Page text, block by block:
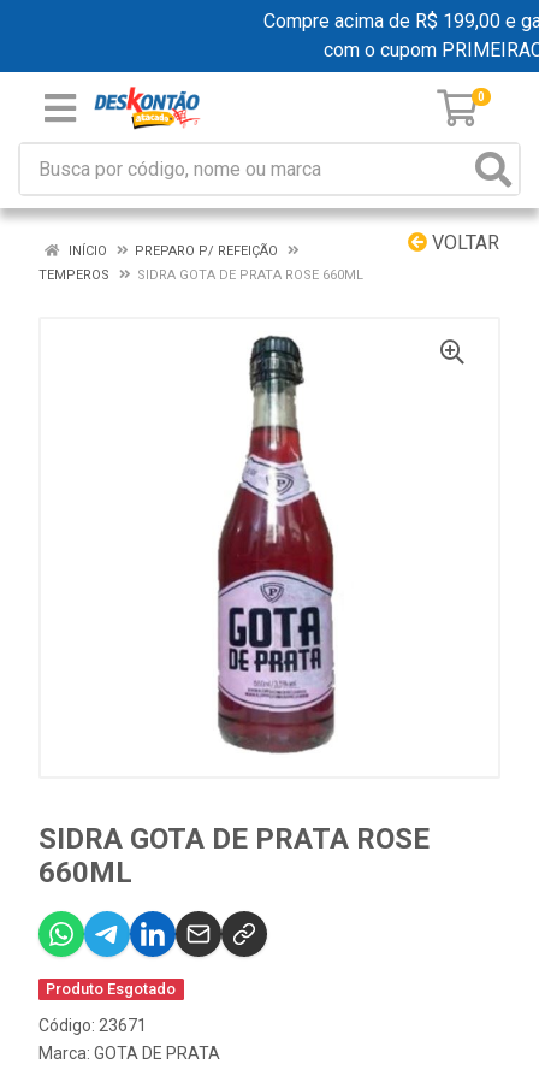
Compre acima de R$ 199,00 e
com o cupom
0
VOLTAR
INÍCIO
PREPARO P/ REFEIÇÃO
TEMPEROS
SIDRA GOTA DE PRATA ROSE 660ML
SIDRA GOTA DE PRATA ROSE
660ML
Produto Esgotado
Código: 23671
Marca: GOTA DE PRATA